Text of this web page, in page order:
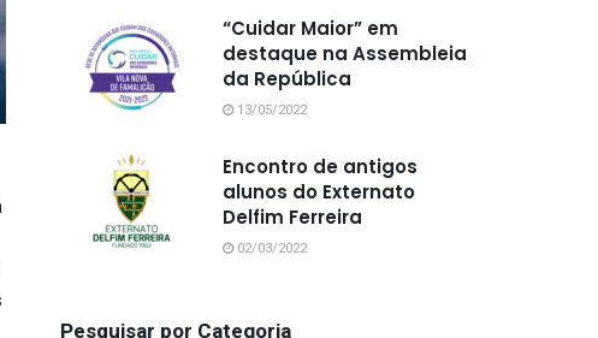
“Cuidar Maior” em
destaque na Assembleia
da República
13/05/2022
Encontro de antigos
alunos do Externato
Delfim Ferreira
02/03/2022
Pesquisar por Categoria